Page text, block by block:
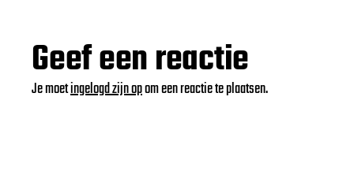
Geef een reactie
Je moetingelogd zijn opom een reactie te plaatsen.